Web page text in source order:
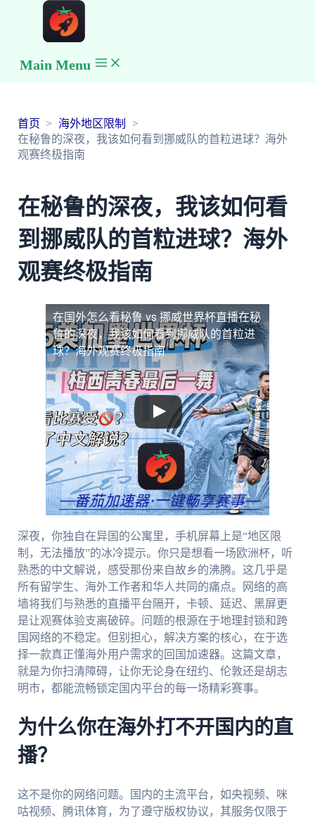
Main Menu
首页
海外地区限制
在秘鲁的深夜，我该如何看到挪威队的首粒进球？海外
观赛终极指南
在秘鲁的深夜，我该如何看
到挪威队的首粒进球？海外
观赛终极指南
在国外怎么看秘鲁 vs 挪威世界杯直播在秘
鲁的深夜，我该如何看到挪威队的首粒进
球？海外观赛终极指南
深夜，你独自在异国的公寓里，手机屏幕上是“地区限
制，无法播放”的冰冷提示。你只是想看一场欧洲杯，听
熟悉的中文解说，感受那份来自故乡的沸腾。这几乎是
所有留学生、海外工作者和华人共同的痛点。网络的高
墙将我们与熟悉的直播平台隔开，卡顿、延迟、黑屏更
是让观赛体验支离破碎。问题的根源在于地理封锁和跨
国网络的不稳定。但别担心，解决方案的核心，在于选
择一款真正懂海外用户需求的回国加速器。这篇文章，
就是为你扫清障碍，让你无论身在纽约、伦敦还是胡志
明市，都能流畅锁定国内平台的每一场精彩赛事。
为什么你在海外打不开国内的直
播？
这不是你的网络问题。国内的主流平台，如央视频、咪
咕视频、腾讯体育，为了遵守版权协议，其服务仅限于